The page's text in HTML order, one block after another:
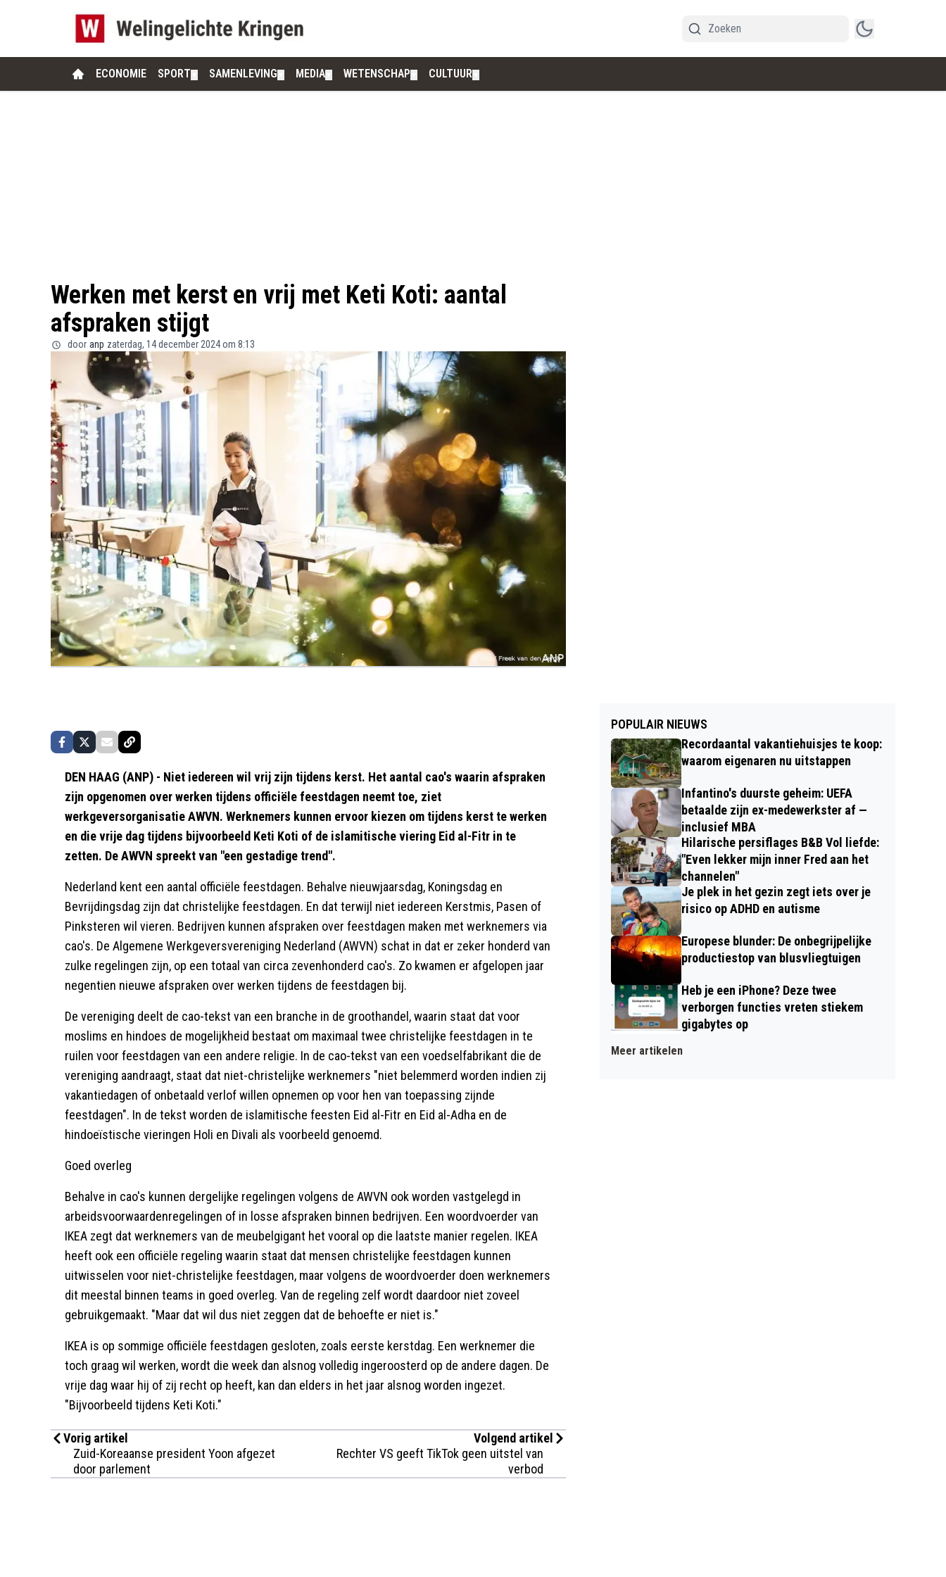
ECONOMIE SPORT SAMENLEVING MEDIA WETENSCHAP CULTUUR
Werken met kerst en vrij met Keti Koti: aantal
afspraken stijgt
door anp zaterdag, 14 december 2024 om 8:13
DEN HAAG (ANP) - Niet iedereen wil vrij zijn tijdens kerst. Het aantal cao's waarin afspraken
zijn opgenomen over werken tijdens officiële feestdagen neemt toe, ziet
werkgeversorganisatie AWVN. Werknemers kunnen ervoor kiezen om tijdens kerst te werken
en die vrije dag tijdens bijvoorbeeld Keti Koti of de islamitische viering Eid al-Fitr in te
zetten. De AWVN spreekt van "een gestadige trend".
Nederland kent een aantal officiële feestdagen. Behalve nieuwjaarsdag, Koningsdag en
Bevrijdingsdag zijn dat christelijke feestdagen. En dat terwijl niet iedereen Kerstmis, Pasen of
Pinksteren wil vieren. Bedrijven kunnen afspraken over feestdagen maken met werknemers via
cao's. De Algemene Werkgeversvereniging Nederland (AWVN) schat in dat er zeker honderd van
zulke regelingen zijn, op een totaal van circa zevenhonderd cao's. Zo kwamen er afgelopen jaar
negentien nieuwe afspraken over werken tijdens de feestdagen bij.
De vereniging deelt de cao-tekst van een branche in de groothandel, waarin staat dat voor
moslims en hindoes de mogelijkheid bestaat om maximaal twee christelijke feestdagen in te
ruilen voor feestdagen van een andere religie. In de cao-tekst van een voedselfabrikant die de
vereniging aandraagt, staat dat niet-christelijke werknemers "niet belemmerd worden indien zij
vakantiedagen of onbetaald verlof willen opnemen op voor hen van toepassing zijnde
feestdagen". In de tekst worden de islamitische feesten Eid al-Fitr en Eid al-Adha en de
hindoeïstische vieringen Holi en Divali als voorbeeld genoemd.
Goed overleg
Behalve in cao's kunnen dergelijke regelingen volgens de AWVN ook worden vastgelegd in
arbeidsvoorwaardenregelingen of in losse afspraken binnen bedrijven. Een woordvoerder van
IKEA zegt dat werknemers van de meubelgigant het vooral op die laatste manier regelen. IKEA
heeft ook een officiële regeling waarin staat dat mensen christelijke feestdagen kunnen
uitwisselen voor niet-christelijke feestdagen, maar volgens de woordvoerder doen werknemers
dit meestal binnen teams in goed overleg. Van de regeling zelf wordt daardoor niet zoveel
gebruikgemaakt. "Maar dat wil dus niet zeggen dat de behoefte er niet is."
IKEA is op sommige officiële feestdagen gesloten, zoals eerste kerstdag. Een werknemer die
toch graag wil werken, wordt die week dan alsnog volledig ingeroosterd op de andere dagen. De
vrije dag waar hij of zij recht op heeft, kan dan elders in het jaar alsnog worden ingezet.
"Bijvoorbeeld tijdens Keti Koti."
Vorig artikel
Zuid-Koreaanse president Yoon afgezet
door parlement
Volgend artikel
Rechter VS geeft TikTok geen uitstel van
verbod
POPULAIR NIEUWS
Recordaantal vakantiehuisjes te koop:
waarom eigenaren nu uitstappen
Infantino's duurste geheim: UEFA
betaalde zijn ex-medewerkster af —
inclusief MBA
Hilarische persiflages B&B Vol liefde:
"Even lekker mijn inner Fred aan het
channelen"
Je plek in het gezin zegt iets over je
risico op ADHD en autisme
Europese blunder: De onbegrijpelijke
productiestop van blusvliegtuigen
Heb je een iPhone? Deze twee
verborgen functies vreten stiekem
gigabytes op
Meer artikelen